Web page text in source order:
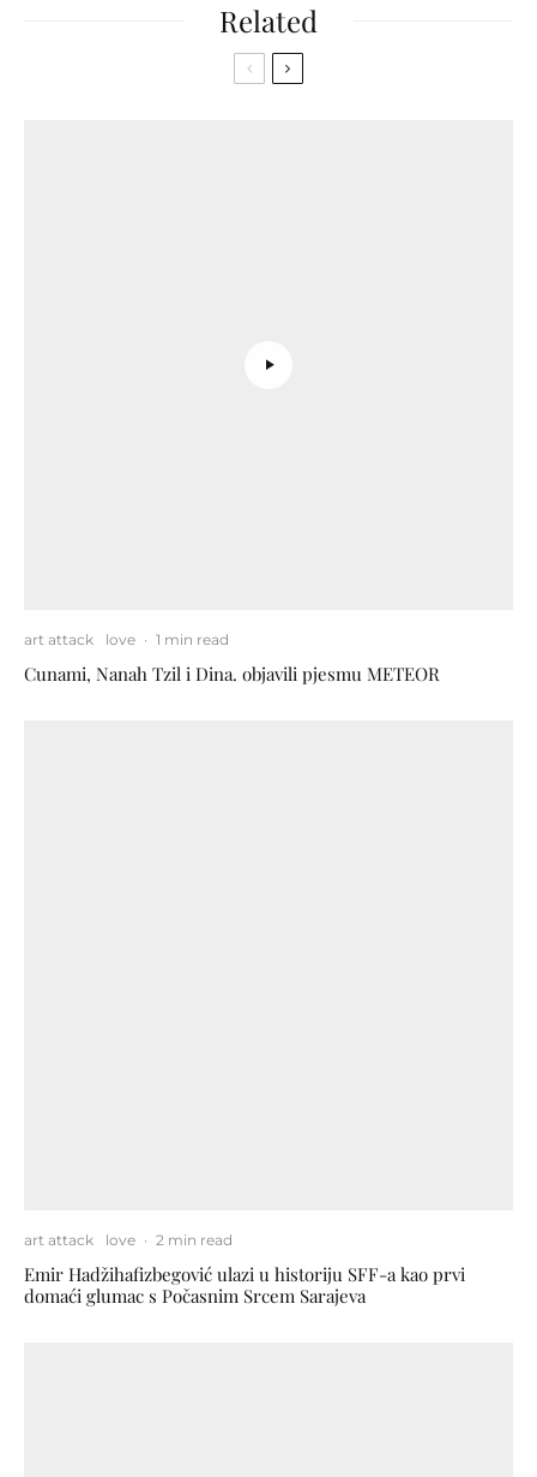
Related
art attack love · 1 min read
Cunami, Nanah Tzil i Dina. objavili pjesmu METEOR
art attack love · 2 min read
Emir Hadžihafizbegović ulazi u historiju SFF-a kao prvi
domaći glumac s Počasnim Srcem Sarajeva